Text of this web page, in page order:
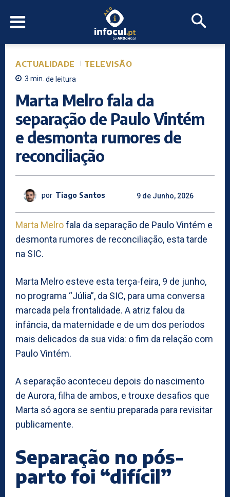
ACTUALIDADE TELEVISÃO
3 min. de leitura
Marta Melro fala da
separação de Paulo Vintém
e desmonta rumores de
reconciliação
por Tiago Santos 9 de Junho, 2026
Marta Melrofala da separação de Paulo Vintém e
desmonta rumores de reconciliação, esta tarde
na SIC.
Marta Melro esteve esta terça-feira, 9 de junho,
no programa “Júlia”, da SIC, para uma conversa
marcada pela frontalidade. A atriz falou da
infância, da maternidade e de um dos períodos
mais delicados da sua vida: o fim da relação com
Paulo Vintém.
A separação aconteceu depois do nascimento
de Aurora, filha de ambos, e trouxe desafios que
Marta só agora se sentiu preparada para revisitar
publicamente.
Separação no pós-
parto foi “difícil”